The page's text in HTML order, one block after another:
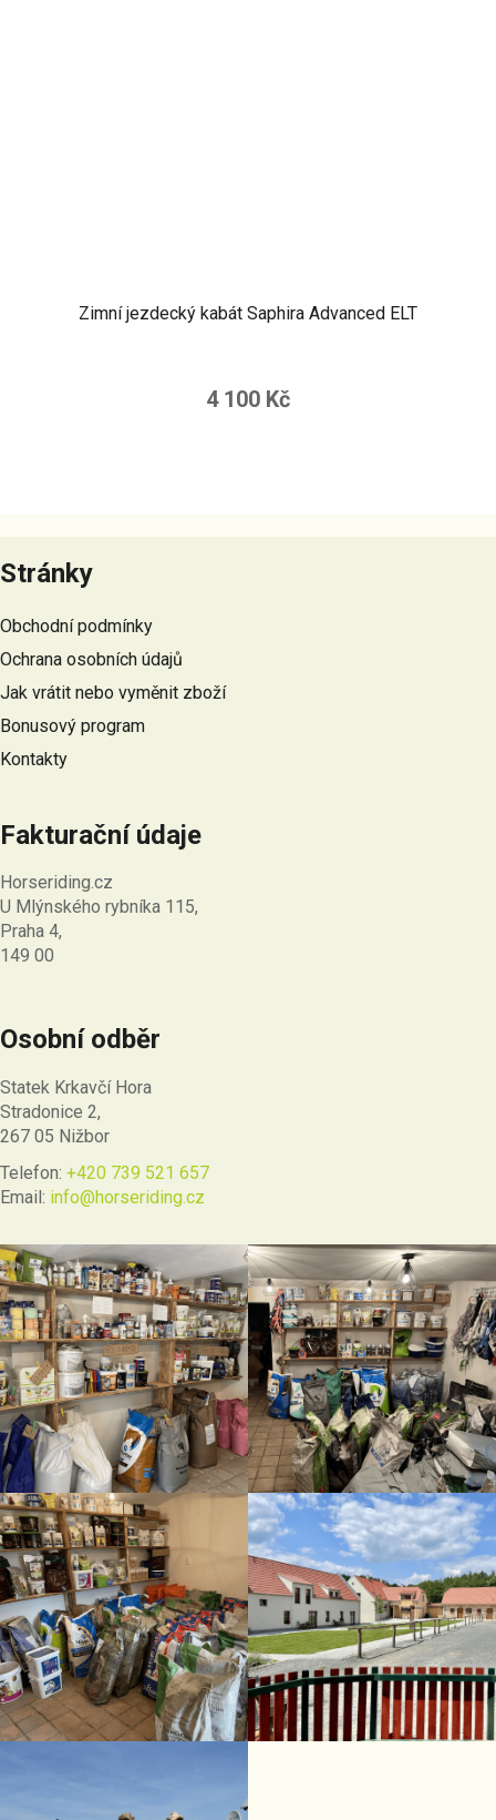
Zimní jezdecký kabát Saphira Advanced ELT
hodnocení
4 100 Kč
á
p
a
t
í
Stránky
Obchodní podmínky
Ochrana osobních údajů
Jak vrátit nebo vyměnit zboží
Bonusový program
Kontakty
Fakturační údaje
Horseriding.cz
U Mlýnského rybníka 115,
Praha 4,
149 00
Osobní odběr
Statek Krkavčí Hora
Stradonice 2,
267 05 Nižbor
Telefon: +420 739 521 657
Email: info@horseriding.cz